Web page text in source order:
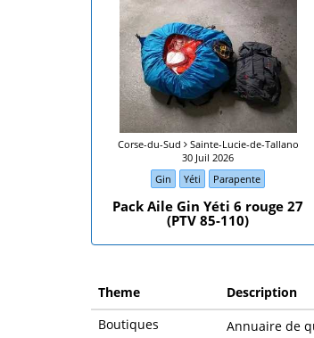
Corse-du-Sud Sainte-Lucie-de-Tallano
30 Juil 2026
Gin
Yéti Parapente
Pack Aile Gin Yéti 6 rouge 27
(PTV 85-110)
Theme Description
Boutiques
Annuaire de